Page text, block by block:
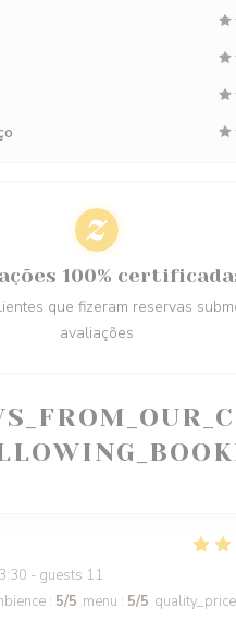
- guests 11
: 5/5 menu : 5/5 quality_price
100%
que fizeram reservas
avaliações